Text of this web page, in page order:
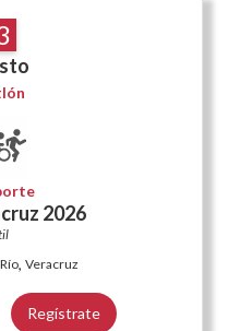
2026
, Veracruz
Regístrate